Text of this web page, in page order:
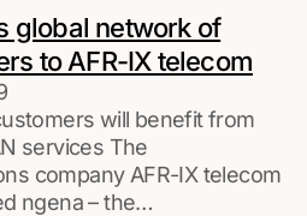
global network of
to AFR-IX telecom
will benefit from
services The
company AFR-IX telecom
ngena – the…